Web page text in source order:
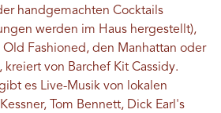
handgemachten Cocktails
werden im Haus hergestellt),
Fashioned, den Manhattan oder
kreiert von Barchef Kit Cassidy.
es Live-Musik von lokalen
Tom Bennett, Dick Earl's